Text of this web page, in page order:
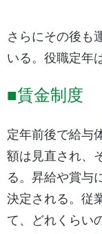
さらにその後も
いる。役職定年
■賃金制度
定年前後で給与
額は見直され、
る。昇給や賞与
決定される。従
て、どれくらい